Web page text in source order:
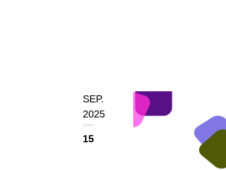
SEP.
2025
15